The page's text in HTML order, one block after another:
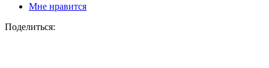
Мне нравится
Поделиться: